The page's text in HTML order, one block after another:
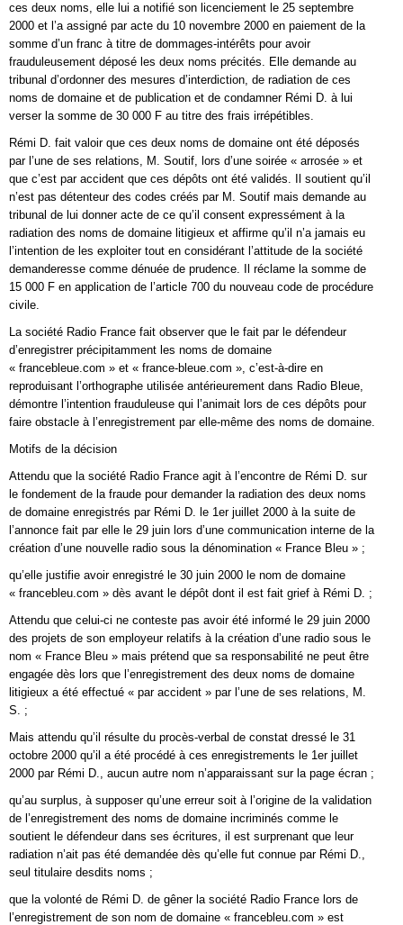
ces deux noms, elle lui a notifié son licenciement le 25 septembre
2000 et l’a assigné par acte du 10 novembre 2000 en paiement de la
somme d’un franc à titre de dommages-intérêts pour avoir
frauduleusement déposé les deux noms précités. Elle demande au
tribunal d’ordonner des mesures d’interdiction, de radiation de ces
noms de domaine et de publication et de condamner Rémi D. à lui
verser la somme de 30 000 F au titre des frais irrépétibles.
Rémi D. fait valoir que ces deux noms de domaine ont été déposés
par l’une de ses relations, M. Soutif, lors d’une soirée « arrosée » et
que c’est par accident que ces dépôts ont été validés. Il soutient qu’il
n’est pas détenteur des codes créés par M. Soutif mais demande au
tribunal de lui donner acte de ce qu’il consent expressément à la
radiation des noms de domaine litigieux et affirme qu’il n’a jamais eu
l’intention de les exploiter tout en considérant l’attitude de la société
demanderesse comme dénuée de prudence. Il réclame la somme de
15 000 F en application de l’article 700 du nouveau code de procédure
civile.
La société Radio France fait observer que le fait par le défendeur
d’enregistrer précipitamment les noms de domaine
« francebleue.com » et « france-bleue.com », c’est-à-dire en
reproduisant l’orthographe utilisée antérieurement dans Radio Bleue,
démontre l’intention frauduleuse qui l’animait lors de ces dépôts pour
faire obstacle à l’enregistrement par elle-même des noms de domaine.
Motifs de la décision
Attendu que la société Radio France agit à l’encontre de Rémi D. sur
le fondement de la fraude pour demander la radiation des deux noms
de domaine enregistrés par Rémi D. le 1er juillet 2000 à la suite de
l’annonce fait par elle le 29 juin lors d’une communication interne de la
création d’une nouvelle radio sous la dénomination « France Bleu » ;
qu’elle justifie avoir enregistré le 30 juin 2000 le nom de domaine
« francebleu.com » dès avant le dépôt dont il est fait grief à Rémi D. ;
Attendu que celui-ci ne conteste pas avoir été informé le 29 juin 2000
des projets de son employeur relatifs à la création d’une radio sous le
nom « France Bleu » mais prétend que sa responsabilité ne peut être
engagée dès lors que l’enregistrement des deux noms de domaine
litigieux a été effectué « par accident » par l’une de ses relations, M.
S. ;
Mais attendu qu’il résulte du procès-verbal de constat dressé le 31
octobre 2000 qu’il a été procédé à ces enregistrements le 1er juillet
2000 par Rémi D., aucun autre nom n’apparaissant sur la page écran ;
qu’au surplus, à supposer qu’une erreur soit à l’origine de la validation
de l’enregistrement des noms de domaine incriminés comme le
soutient le défendeur dans ses écritures, il est surprenant que leur
radiation n’ait pas été demandée dès qu’elle fut connue par Rémi D.,
seul titulaire desdits noms ;
que la volonté de Rémi D. de gêner la société Radio France lors de
l’enregistrement de son nom de domaine « francebleu.com » est